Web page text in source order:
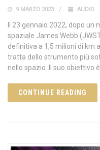
9 MARZO 2023 AUDIO
Il 23 gennaio 2022, dopo
spaziale James Webb
definitiva a 1,5 milioni di km
tratta dello strumento più
nello spazio. Il suo obiettivo
CONTINUE READING